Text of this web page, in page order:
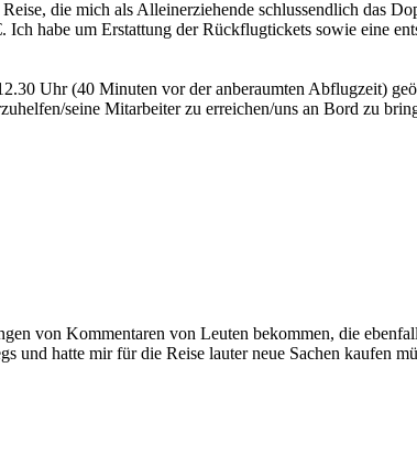
die mich als Alleinerziehende schlussendlich das
habe um Erstattung der Rückflugtickets sowie eine
Uhr (40 Minuten vor der anberaumten Abflugzeit)
seine Mitarbeiter zu erreichen/uns an Bord zu
von Kommentaren von Leuten bekommen, die
und hatte mir für die Reise lauter neue Sachen kaufen